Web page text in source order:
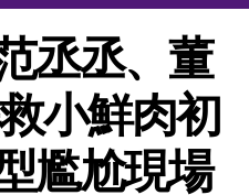
丞丞、董
小鮮肉初
尷尬現場